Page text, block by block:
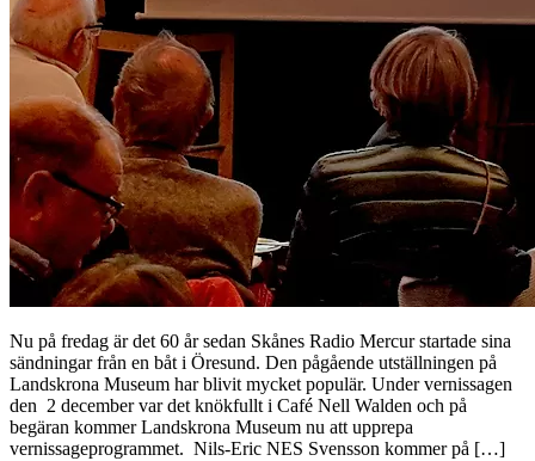
Nu på fredag är det 60 år sedan Skånes Radio Mercur startade sina
sändningar från en båt i Öresund. Den pågående utställningen på
Landskrona Museum har blivit mycket populär. Under vernissagen
den 2 december var det knökfullt i Café Nell Walden och på
begäran kommer Landskrona Museum nu att upprepa
vernissageprogrammet. Nils-Eric NES Svensson kommer på […]